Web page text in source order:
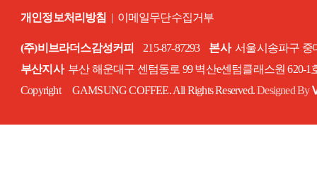
개인정보처리방침 | 이메일무단수집거부
(주)비브라더스감성커피 215-87-87293 본사서울시송파구 중
부산지사부산 해운대구 센텀동로 99 벽산e센텀클래스원 620-1
Copyright GAMSUNG COFFEE. All Rights Reserved.Designed By